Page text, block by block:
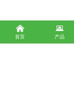
낀
首页
뀵
产品